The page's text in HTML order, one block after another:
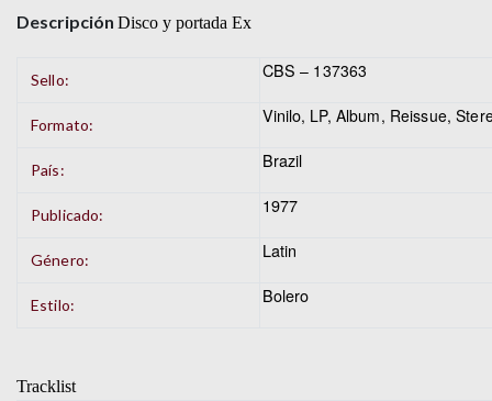
Descripción Disco y portada Ex
Sello: CBS – 137363
Formato: Vinilo, LP, Album, Reissue,
País: Brazil
Publicado: 1977
Género: Latin
Estilo: Bolero
Tracklist